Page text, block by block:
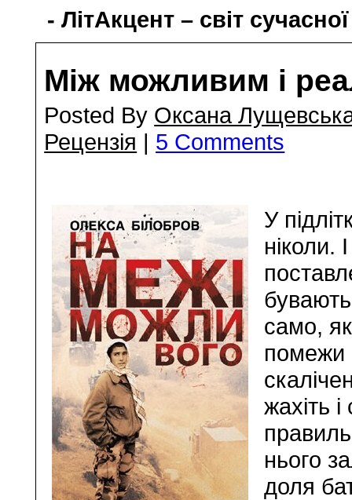
- ЛітАкцент – світ
Між можливим і
Posted By Оксана
Рецензія | 5 Comments
У
ніколи.
само,
помежи
жахіть
нього
доля